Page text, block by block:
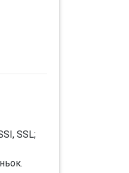
SSL;